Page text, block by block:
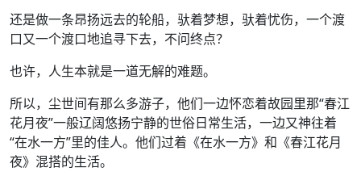
还是做一条昂扬远去的轮船，驮着梦想，驮着忧伤，一个渡
口又一个渡口地追寻下去，不问终点？
也许，人生本就是一道无解的难题。
所以，尘世间有那么多游子，他们一边怀恋着故园里那“春江
花月夜”一般辽阔悠扬宁静的世俗日常生活，一边又神往着
“在水一方”里的佳人。他们过着《在水一方》和《春江花月
夜》混搭的生活。